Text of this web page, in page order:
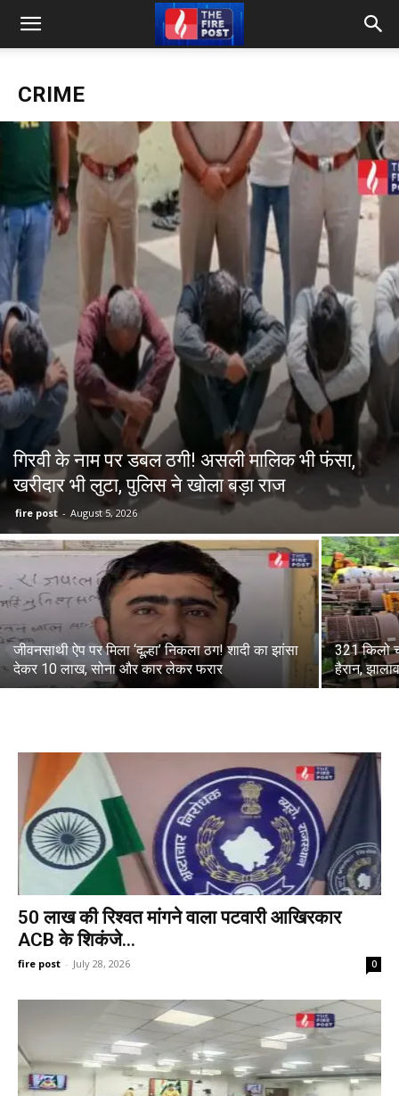
CRIME
गिरवी के नाम पर डबल ठगी! असली मालिक भी फंसा,
खरीदार भी लुटा, पुलिस ने खोला बड़ा राज
fire post - August 5, 2026
जीवनसाथी ऐप पर मिला ‘दूल्हा’ निकला ठग! शादी का झांसा
देकर 10 लाख, सोना और कार लेकर फरार
321 किलो
हैरान,
50 लाख की रिश्वत मांगने वाला पटवारी आखिरकार
ACB के शिकंजे...
fire post - July 28, 2026 0